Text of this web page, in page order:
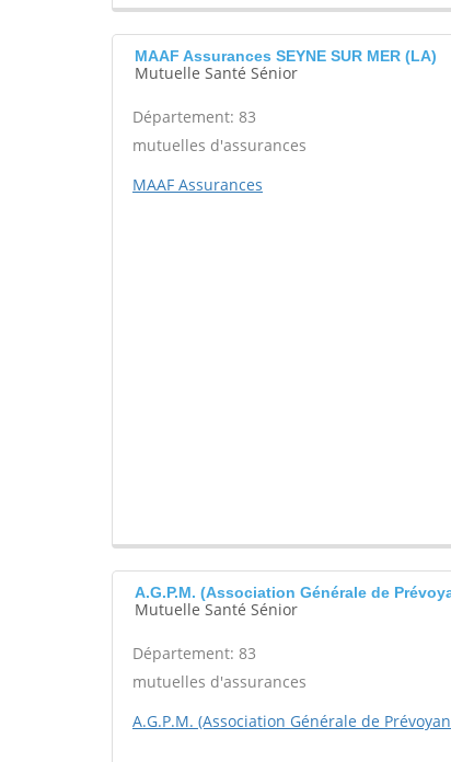
MAAF Assurances SEYNE SUR MER (LA)
Mutuelle Santé Sénior
Département: 83
mutuelles d'assurances
MAAF Assurances
A.G.P.M. (Association Générale de
Mutuelle Santé Sénior
Département: 83
mutuelles d'assurances
A.G.P.M. (Association Générale de